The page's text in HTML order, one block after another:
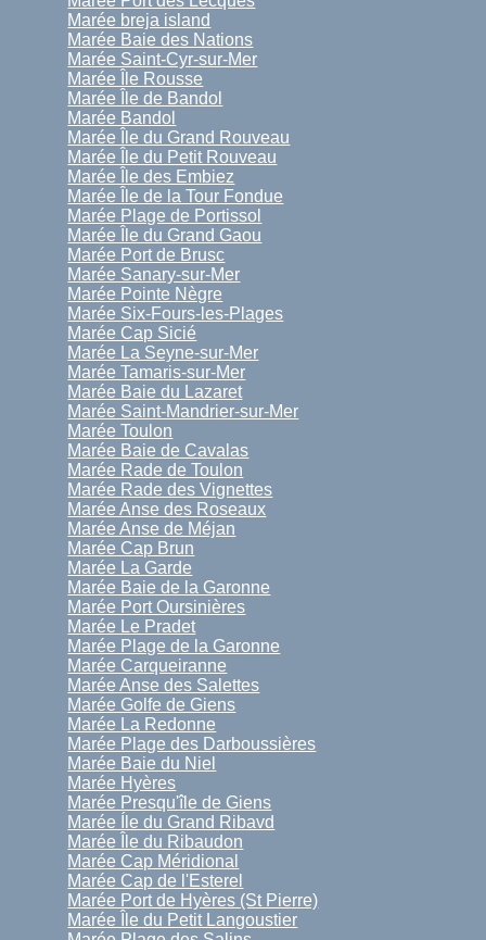
Marée breja island
Marée Baie des Nations
Marée Saint-Cyr-sur-Mer
Marée Île Rousse
Marée Île de Bandol
Marée Bandol
Marée Île du Grand Rouveau
Marée Île du Petit Rouveau
Marée Île des Embiez
Marée Île de la Tour Fondue
Marée Plage de Portissol
Marée Île du Grand Gaou
Marée Port de Brusc
Marée Sanary-sur-Mer
Marée Pointe Nègre
Marée Six-Fours-les-Plages
Marée Cap Sicié
Marée La Seyne-sur-Mer
Marée Tamaris-sur-Mer
Marée Baie du Lazaret
Marée Saint-Mandrier-sur-Mer
Marée Toulon
Marée Baie de Cavalas
Marée Rade de Toulon
Marée Rade des Vignettes
Marée Anse des Roseaux
Marée Anse de Méjan
Marée Cap Brun
Marée La Garde
Marée Baie de la Garonne
Marée Port Oursinières
Marée Le Pradet
Marée Plage de la Garonne
Marée Carqueiranne
Marée Anse des Salettes
Marée Golfe de Giens
Marée La Redonne
Marée Plage des Darboussières
Marée Baie du Niel
Marée Hyères
Marée Presqu'île de Giens
Marée Íle du Grand Ribavd
Marée Île du Ribaudon
Marée Cap Méridional
Marée Cap de l'Esterel
Marée Port de Hyères (St Pierre)
Marée Île du Petit Langoustier